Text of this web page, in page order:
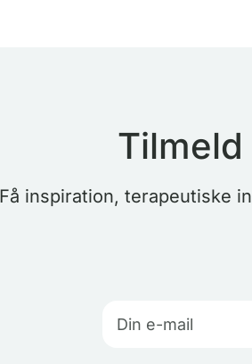
Få inspiration, terapeutiske